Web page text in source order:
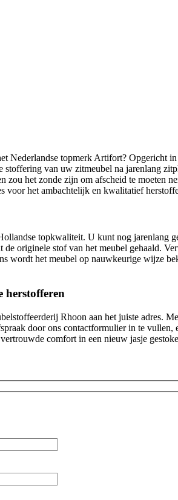
Nederlandse topmerk Artifort? Opgericht
van uw zitmeubel na jarenlang
zou het zonde zijn om afscheid te moeten
voor het ambachtelijk en kwalitatief
topkwaliteit. U kunt nog jarenlang
originele stof van het meubel gehaald.
wordt het meubel op nauwkeurige wijze
herstofferen
Rhoon aan het juiste adres.
door ons contactformulier in te
comfort in een nieuw jasje